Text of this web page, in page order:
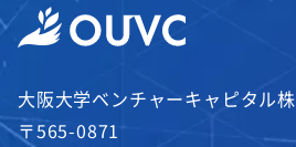
大阪大学ベンチャーキャピタル
〒565-0871